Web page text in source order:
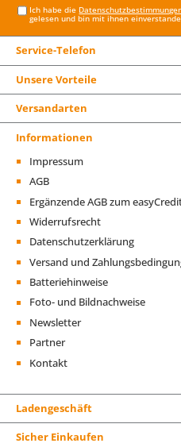
Ich habe die
gelesen und bin mit ihnen
Service-Telefon
Unsere Vorteile
Versandarten
Informationen
Impressum
AGB
Ergänzende AGB zum
Widerrufsrecht
Datenschutzerklärung
Versand und
Batteriehinweise
Foto- und Bildnachweise
Newsletter
Partner
Kontakt
Ladengeschäft
Sicher Einkaufen